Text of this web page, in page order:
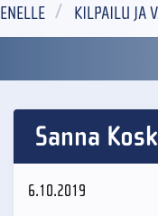
KILPAILU JA
Sanna
6.10.2019